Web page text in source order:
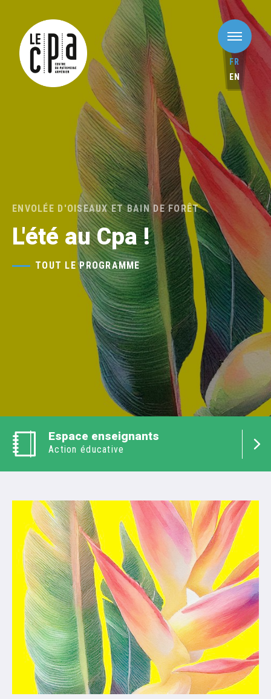
FR
EN
ENVOLÉE D'OISEAUX ET BAIN DE FORÊT
L'été au Cpa !
TOUT LE PROGRAMME
Espace enseignants
Action éducative